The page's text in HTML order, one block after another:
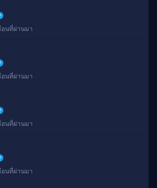
อนที่ผ่านมา
อนที่ผ่านมา
อนที่ผ่านมา
อนที่ผ่านมา